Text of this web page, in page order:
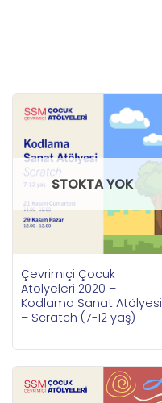
STOKTA YOK
Çevrimiçi Çocuk
Atölyeleri 2020 –
Kodlama Sanat Atölyesi
– Scratch (7-12 yaş)